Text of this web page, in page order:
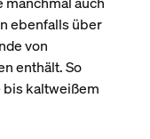
ebenfalls über
von
enthält. So
kaltweißem